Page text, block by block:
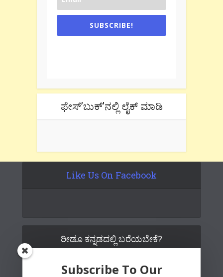
SUBSCRIBE!
ಫೇಸ್’ಬುಕ್’ನಲ್ಲಿ ಲೈಕ್ ಮಾಡಿ
Like Us On Facebook
ರೀಡೂ ಕನ್ನಡದಲ್ಲಿ ಬರೆಯಬೇಕೆ?
Subscribe To Our